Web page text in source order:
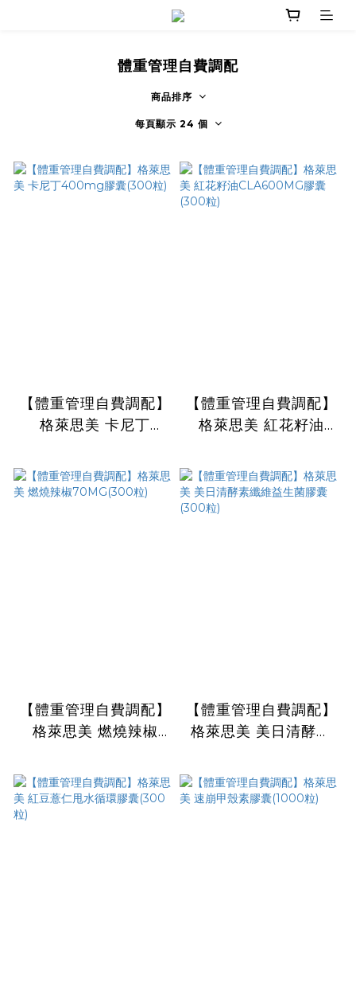
體重管理自費調配
商品排序
每頁顯示 24 個
【體重管理自費調配】
格萊思美 卡尼丁
【體重管理自費調配】
格萊思美 紅花籽油
(300粒)
【體重管理自費調配】
格萊思美 燃燒辣椒
【體重管理自費調配】
格萊思美 美日清酵素
粒)